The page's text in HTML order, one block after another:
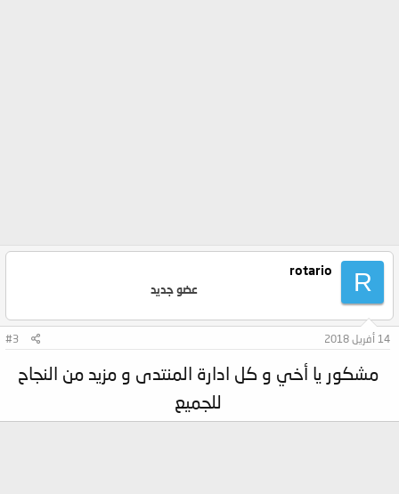
R
rotario
عضو جديد
14 أفريل 2018 #3
مشكور يا أخي و كل ادارة المنتدى و مزيد من النجاح
للجميع